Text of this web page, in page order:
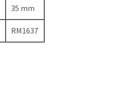
35 mm
RM1637